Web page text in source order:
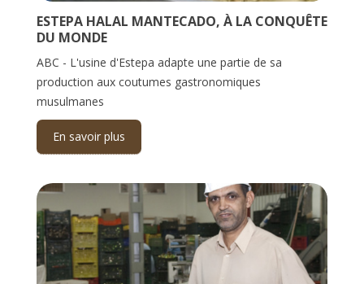
ESTEPA HALAL MANTECADO, À LA CONQUÊTE
DU MONDE
ABC - L'usine d'Estepa adapte une partie de sa
production aux coutumes gastronomiques
musulmanes
En savoir plus